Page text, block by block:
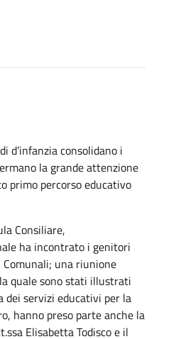
d’infanzia consolidano i
la grande attenzione
primo percorso educativo
Consiliare,
ha incontrato i genitori
una riunione
quale sono stati illustrati
dei servizi educativi per la
hanno preso parte anche la
Elisabetta Todisco e il